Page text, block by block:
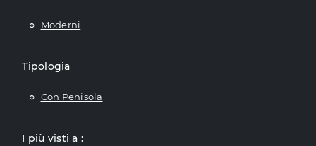
Moderni
Tipologia
Con Penisola
I più visti a :